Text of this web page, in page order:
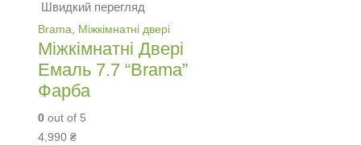
Швидкий перегляд
Brama, Міжкімнатні двері
Міжкімнатні Двері
Емаль 7.7 “Brama”
Фарба
0 out of 5
4,990 ₴